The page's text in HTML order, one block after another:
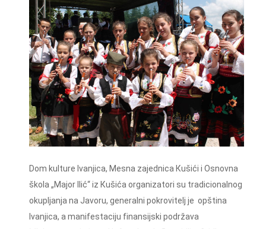
Dom kulture Ivanjica, Mesna zajednica Кušići i Osnovna
škola „Major Ilić“ iz Кušića organizatori su tradicionalnog
okupljanja na Javoru, generalni pokrovitelj je opština
Ivanjica, a manifestaciju finansijski podržava